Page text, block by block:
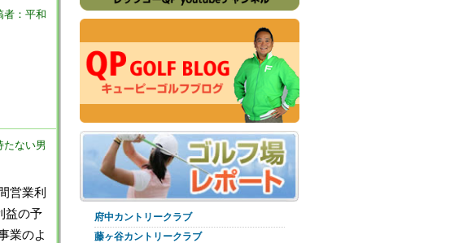
府中カントリークラブ
藤ヶ谷カントリークラブ
者：平和
たない男
営業利
益の予
業のよ